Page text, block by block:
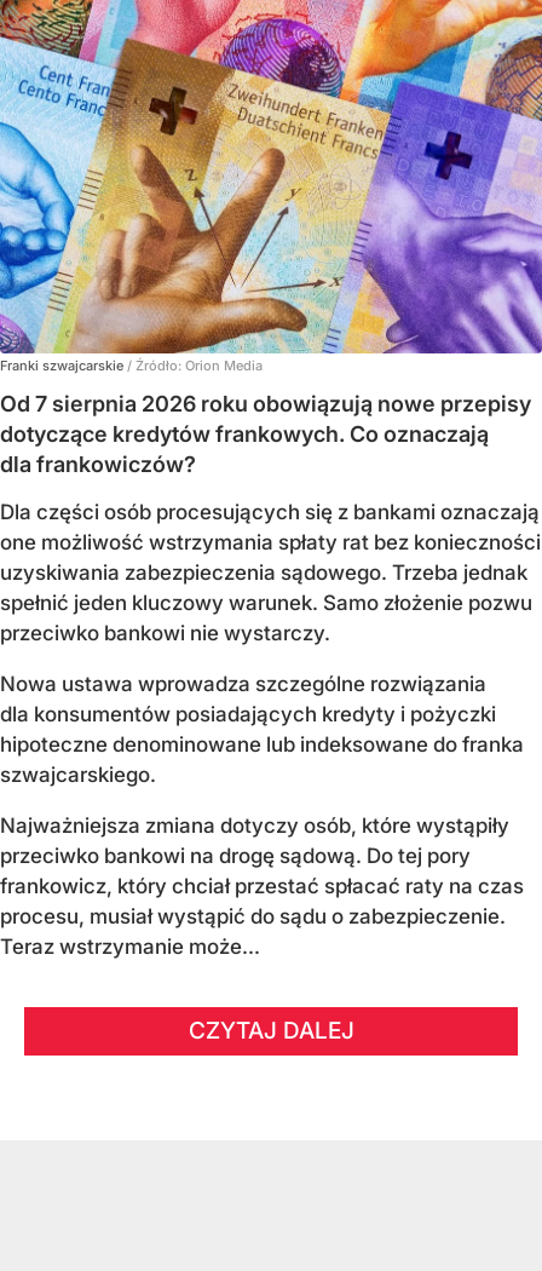
Franki szwajcarskie / Źródło: Orion Media
Od 7 sierpnia 2026 roku obowiązują nowe przepisy
dotyczące kredytów frankowych. Co oznaczają
dla frankowiczów?
Dla części osób procesujących się z bankami oznaczają
one możliwość wstrzymania spłaty rat bez konieczności
uzyskiwania zabezpieczenia sądowego. Trzeba jednak
spełnić jeden kluczowy warunek. Samo złożenie pozwu
przeciwko bankowi nie wystarczy.
Nowa ustawa wprowadza szczególne rozwiązania
dla konsumentów posiadających kredyty i pożyczki
hipoteczne denominowane lub indeksowane do franka
szwajcarskiego.
Najważniejsza zmiana dotyczy osób, które wystąpiły
przeciwko bankowi na drogę sądową. Do tej pory
frankowicz, który chciał przestać spłacać raty na czas
procesu, musiał wystąpić do sądu o zabezpieczenie.
Teraz wstrzymanie może...
CZYTAJ DALEJ